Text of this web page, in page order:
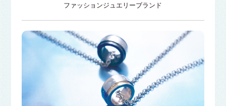
ファッションジュエリーブランド